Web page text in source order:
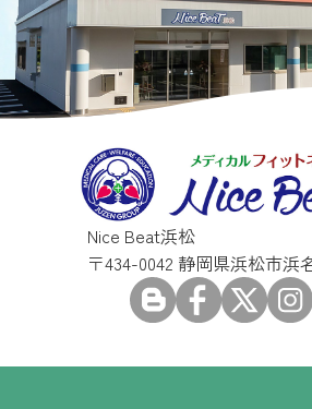
Nice Beat浜松
〒434-0042 静岡県浜松市浜